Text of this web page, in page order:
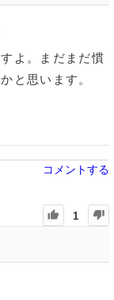
よ。まだまだ慣
と思います。
コメントする
1